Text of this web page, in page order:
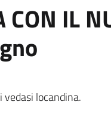
IL
locandina.